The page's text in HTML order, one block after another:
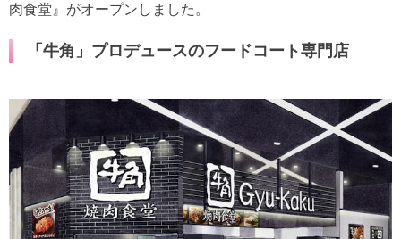
肉食堂』がオープンしました。
「牛角」プロデュースのフードコート専門店